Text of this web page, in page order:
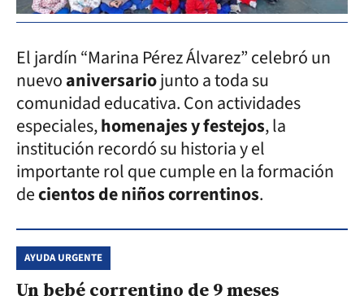
El jardín “Marina Pérez Álvarez” celebró un
nuevoaniversariojunto a toda su
comunidad educativa. Con actividades
especiales,homenajes y festejos, la
institución recordó su historia y el
importante rol que cumple en la formación
decientos de niños correntinos.
AYUDA URGENTE
Un bebé correntino de 9 meses